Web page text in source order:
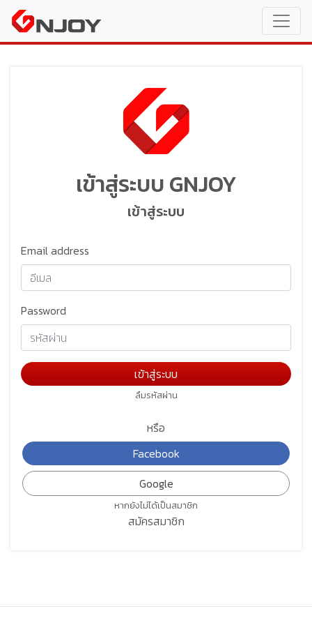
เข้าสู่ระบบ GNJOY
เข้าสู่ระบบ
Email address
Password
ลืมรหัสผ่าน
หรือ
หากยังไม่ได้เป็นสมาชิก
สมัครสมาชิก